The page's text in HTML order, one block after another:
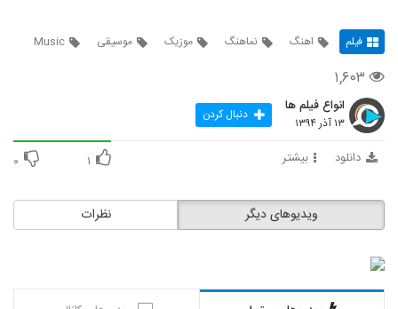
فیلم اهنگ نماهنگ موزیک موسیقی Music
۱,۶۰۳
انواع فیلم ها
۱۳ آذر ۱۳۹۴ دنبال کردن
دانلود بیشتر ۱ ۰
نظرات ویدیوهای دیگر